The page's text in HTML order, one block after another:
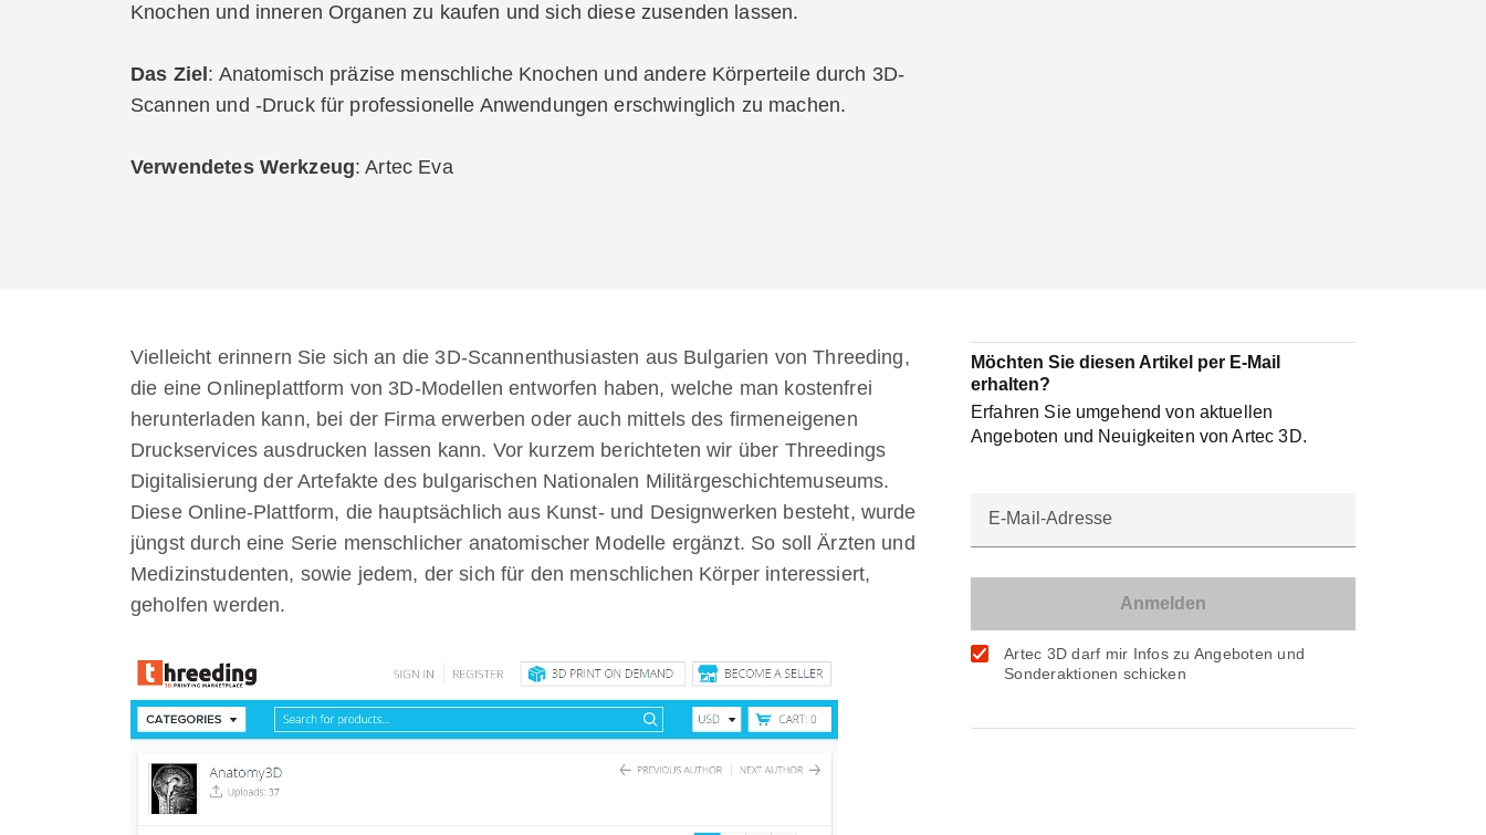
Knochen und inneren Organen zu kaufen und sich diese zusenden lassen.
Das Ziel : Anatomisch präzise menschliche Knochen und andere Körperteile durch 3D-
Scannen und -Druck für professionelle Anwendungen erschwinglich zu machen.
Verwendetes Werkzeug: Artec Eva
Vielleicht erinnern Sie sich an die 3D-Scannenthusiasten aus Bulgarien von Threeding,
die eine Onlineplattform von 3D-Modellen entworfen haben, welche man kostenfrei
herunterladen kann, bei der Firma erwerben oder auch mittels des firmeneigenen
Druckservices ausdrucken lassen kann. Vor kurzem berichteten wir über Threedings
Digitalisierung der Artefakte des bulgarischen Nationalen Militärgeschichtemuseums.
Diese Online-Plattform, die hauptsächlich aus Kunst- und Designwerken besteht, wurde
jüngst durch eine Serie menschlicher anatomischer Modelle ergänzt. So soll Ärzten und
Medizinstudenten, sowie jedem, der sich für den menschlichen Körper interessiert,
geholfen werden.
Möchten Sie diesen Artikel per E-Mail
erhalten?
Erfahren Sie umgehend von aktuellen
Angeboten und Neuigkeiten von Artec 3D.
E-Mail-Adresse
Artec 3D darf mir Infos zu Angeboten und
Sonderaktionen schicken